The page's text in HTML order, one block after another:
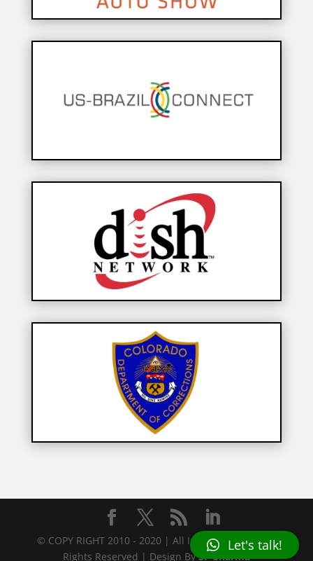
© COPY RIGHT 2010 - 2020 | All In Portuguese | All
Rights Reserved | Design BySP Sharma
Let's talk!